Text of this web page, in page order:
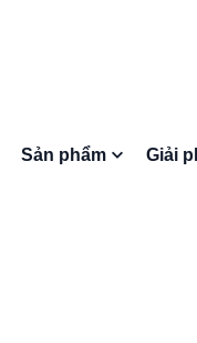
Sản phẩm Giải